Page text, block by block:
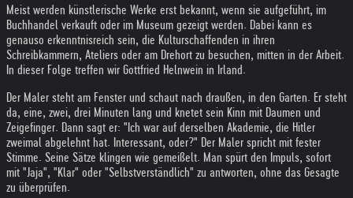
Meist werden künstlerische Werke erst bekannt, wenn sie aufgeführt, im
Buchhandel verkauft oder im Museum gezeigt werden. Dabei kann es
genauso erkenntnisreich sein, die Kulturschaffenden in ihren
Schreibkammern, Ateliers oder am Drehort zu besuchen, mitten in der Arbeit.
In dieser Folge treffen wir Gottfried Helnwein in Irland.
Der Maler steht am Fenster und schaut nach draußen, in den Garten. Er steht
da, eine, zwei, drei Minuten lang und knetet sein Kinn mit Daumen und
Zeigefinger. Dann sagt er: "Ich war auf derselben Akademie, die Hitler
zweimal abgelehnt hat. Interessant, oder?" Der Maler spricht mit fester
Stimme. Seine Sätze klingen wie gemeißelt. Man spürt den Impuls, sofort
mit "Jaja", "Klar" oder "Selbstverständlich" zu antworten, ohne das Gesagte
zu überprüfen.